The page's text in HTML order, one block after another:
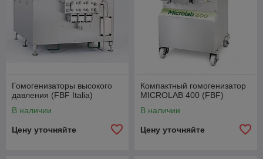
Гомогенизаторы высокого
давления (FBF Italia)
В наличии
Цену уточняйте
Компактный гомогенизатор
MICROLAB 400 (FBF)
В наличии
Цену уточняйте